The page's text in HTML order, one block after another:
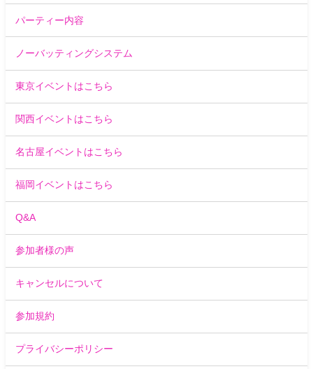
パーティー内容
ノーバッティングシステム
東京イベントはこちら
関西イベントはこちら
名古屋イベントはこちら
福岡イベントはこちら
Q&A
参加者様の声
キャンセルについて
参加規約
プライバシーポリシー